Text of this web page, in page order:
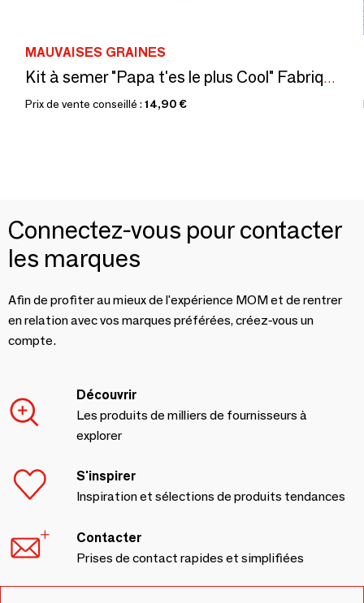
MAUVAISES GRAINES
Kit à semer "Papa t'es le plus Cool" Fabriqué en France
Prix de vente conseillé : 14,90 €
Connectez-vous pour contacter
les marques
Afin de profiter au mieux de l'expérience MOM et de rentrer
en relation avec vos marques préférées, créez-vous un
compte.
Découvrir
Les produits de milliers de fournisseurs à
explorer
S'inspirer
Inspiration et sélections de produits tendances
Contacter
Prises de contact rapides et simplifiées